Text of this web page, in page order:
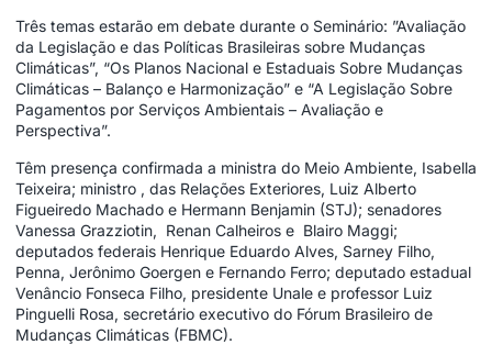
Três temas estarão em debate durante o Seminário: ”Avaliação
da Legislação e das Políticas Brasileiras sobre Mudanças
Climáticas”, “Os Planos Nacional e Estaduais Sobre Mudanças
Climáticas – Balanço e Harmonização” e “A Legislação Sobre
Pagamentos por Serviços Ambientais – Avaliação e
Perspectiva”.
Têm presença confirmada a ministra do Meio Ambiente, Isabella
Teixeira; ministro , das Relações Exteriores, Luiz Alberto
Figueiredo Machado e Hermann Benjamin (STJ); senadores
Vanessa Grazziotin, Renan Calheiros e Blairo Maggi;
deputados federais Henrique Eduardo Alves, Sarney Filho,
Penna, Jerônimo Goergen e Fernando Ferro; deputado estadual
Venâncio Fonseca Filho, presidente Unale e professor Luiz
Pinguelli Rosa, secretário executivo do Fórum Brasileiro de
Mudanças Climáticas (FBMC).